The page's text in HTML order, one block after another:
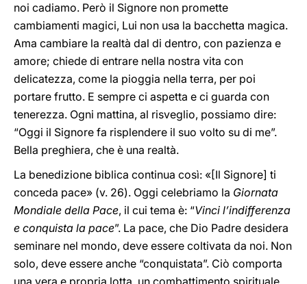
noi cadiamo. Però il Signore non promette
cambiamenti magici, Lui non usa la bacchetta magica.
Ama cambiare la realtà dal di dentro, con pazienza e
amore; chiede di entrare nella nostra vita con
delicatezza, come la pioggia nella terra, per poi
portare frutto. E sempre ci aspetta e ci guarda con
tenerezza. Ogni mattina, al risveglio, possiamo dire:
“Oggi il Signore fa risplendere il suo volto su di me”.
Bella preghiera, che è una realtà.
La benedizione biblica continua così: «[Il Signore] ti
conceda pace» (v. 26). Oggi celebriamo la Giornata
Mondiale della Pace, il cui tema è: “Vinci l’indifferenza
e conquista la pace”. La pace, che Dio Padre desidera
seminare nel mondo, deve essere coltivata da noi. Non
solo, deve essere anche “conquistata”. Ciò comporta
una vera e propria lotta, un combattimento spirituale